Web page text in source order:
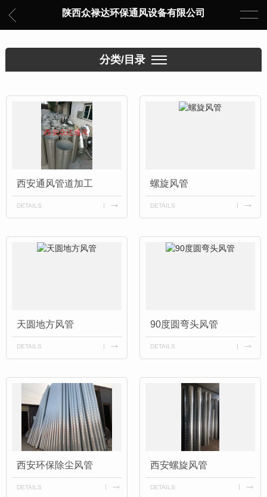
陕西众禄达环保通风设备有限公司
分类/目录
西安通风管道加工
DETAILS
螺旋风管
DETAILS
天圆地方风管
DETAILS
90度圆弯头风管
DETAILS
西安环保除尘风管
DETAILS
西安螺旋风管
DETAILS